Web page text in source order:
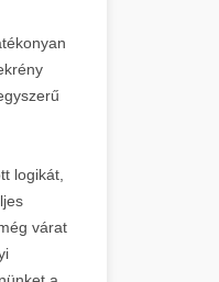
logikát,
várat